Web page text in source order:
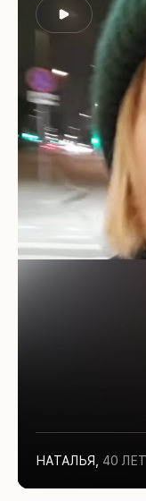
НАТАЛЬЯ, 40 ЛЕТ